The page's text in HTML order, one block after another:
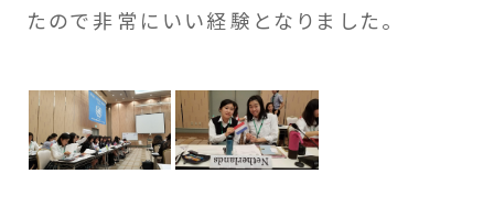
たので非常にいい経験となりました。